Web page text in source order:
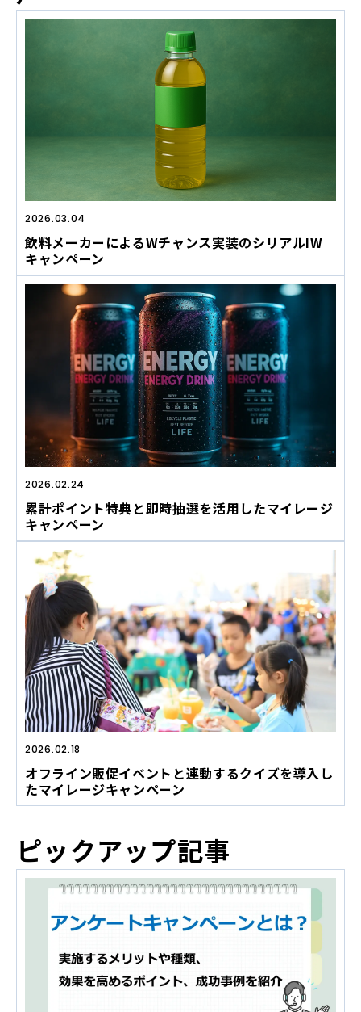
2026.03.04
飲料メーカーによるWチャンス実装のシリアルIW
キャンペーン
2026.02.24
累計ポイント特典と即時抽選を活用したマイレージ
キャンペーン
2026.02.18
オフライン販促イベントと連動するクイズを導入し
たマイレージキャンペーン
ピックアップ記事